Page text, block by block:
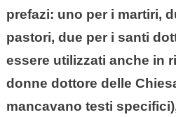
prefazi: uno per i martiri,
pastori, due per i santi
essere utilizzati anche in
donne dottore delle
mancavano testi